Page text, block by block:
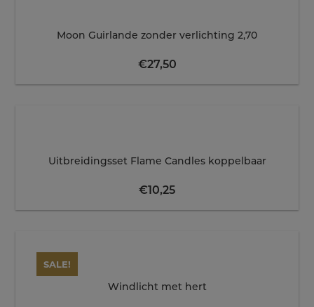
Moon Guirlande zonder verlichting 2,70
€27,50
Uitbreidingsset Flame Candles koppelbaar
€10,25
SALE!
Windlicht met hert